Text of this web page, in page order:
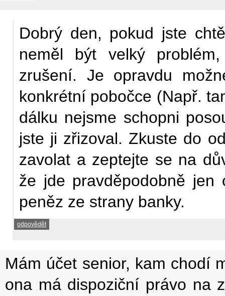
Dobrý den, pokud jste
neměl být velký
zrušení. Je opravdu
konkrétní pobočce (Např.
dálku nejsme schopni
jste ji zřizoval. Zkuste do
zavolat a zeptejte se na
že jde pravděpodobně
peněz ze strany banky.
odpovědět
Mám účet senior, kam chodí
ona má dispoziční právo na